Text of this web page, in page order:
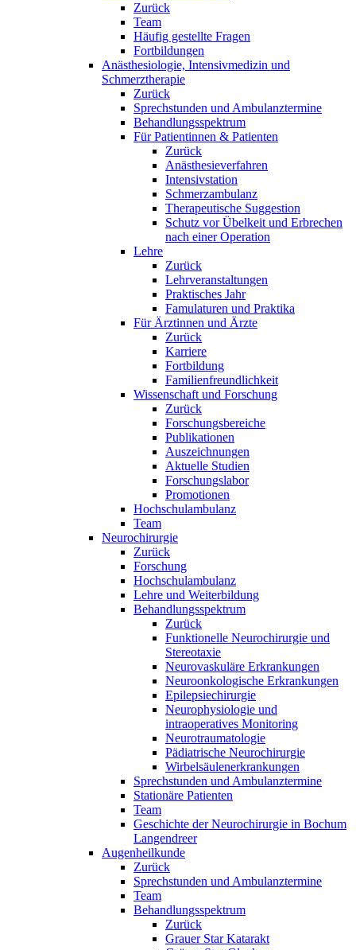
Zurück
Team
Häufig gestellte Fragen
Fortbildungen
Anästhesiologie, Intensivmedizin und
Schmerztherapie
Zurück
Sprechstunden und Ambulanztermine
Behandlungsspektrum
Für Patientinnen & Patienten
Zurück
Anästhesieverfahren
Intensivstation
Schmerzambulanz
Therapeutische Suggestion
Schutz vor Übelkeit und Erbrechen
nach einer Operation
Lehre
Zurück
Lehrveranstaltungen
Praktisches Jahr
Famulaturen und Praktika
Für Ärztinnen und Ärzte
Zurück
Karriere
Fortbildung
Familienfreundlichkeit
Wissenschaft und Forschung
Zurück
Forschungsbereiche
Publikationen
Auszeichnungen
Aktuelle Studien
Forschungslabor
Promotionen
Hochschulambulanz
Team
Neurochirurgie
Zurück
Forschung
Hochschulambulanz
Lehre und Weiterbildung
Behandlungsspektrum
Zurück
Funktionelle Neurochirurgie und
Stereotaxie
Neurovaskuläre Erkrankungen
Neuroonkologische Erkrankungen
Epilepsiechirurgie
Neurophysiologie und
intraoperatives Monitoring
Neurotraumatologie
Pädiatrische Neurochirurgie
Wirbelsäulenerkrankungen
Sprechstunden und Ambulanztermine
Stationäre Patienten
Team
Geschichte der Neurochirurgie in Bochum
Langendreer
Augenheilkunde
Zurück
Sprechstunden und Ambulanztermine
Team
Behandlungsspektrum
Zurück
Grauer Star Katarakt